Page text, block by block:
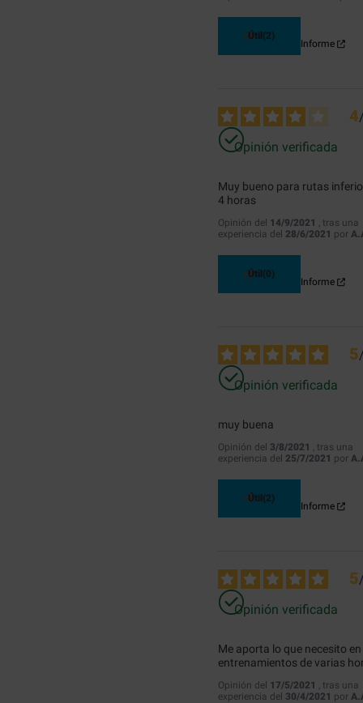
Útil(2)
Informe
4
Opinión verificada
Muy bueno para rutas
4 horas
Opinión del 14/9/2021 , tras una
experiencia del 28/6/2021 por
Útil(0)
Informe
5
Opinión verificada
muy buena
Opinión del 3/8/2021 , tras una
experiencia del 25/7/2021 por
Útil(2)
Informe
5
Opinión verificada
Me aporta lo que necesito
entrenamientos de varias
Opinión del 17/5/2021 , tras una
experiencia del 30/4/2021 por